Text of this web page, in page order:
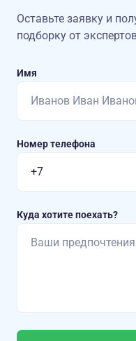
Оставьте заявку и
подборку от
Имя
Номер телефона
Куда хотите поехать?